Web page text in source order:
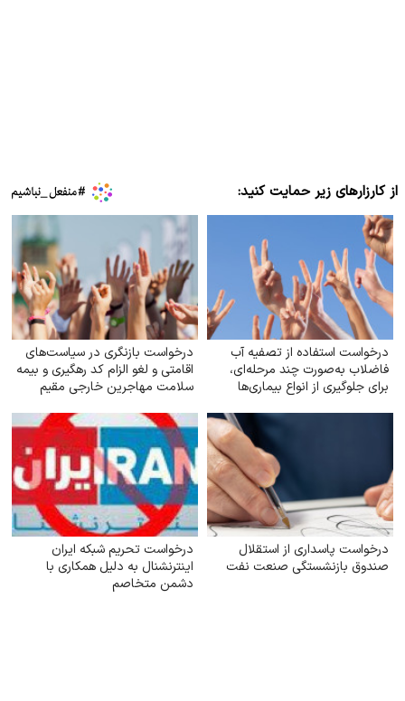
از کارزارهای زیر حمایت کنید:
درخواست استفاده از تصفیه آب
فاضلاب به‌صورت چند مرحله‌ای،
برای جلوگیری از انواع بیماری‌ها
درخواست بازنگری در سیاست‌های
اقامتی و لغو الزام کد رهگیری و بیمه
سلامت مهاجرین خارجی مقیم
درخواست پاسداری از استقلال
صندوق بازنشستگی صنعت نفت
درخواست تحریم شبکه ایران
اینترنشنال به دلیل همکاری با
دشمن متخاصم